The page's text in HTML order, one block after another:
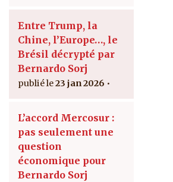
Entre Trump, la
Chine, l’Europe…, le
Brésil décrypté par
Bernardo Sorj
23 jan 2026
L’accord Mercosur :
pas seulement une
question
économique pour
Bernardo Sorj